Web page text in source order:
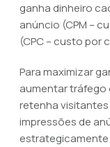
ganha dinheiro
anúncio (CPM –
(CPC – custo por
Para maximizar
aumentar tráfego
retenha
impressões de
estrategicamente